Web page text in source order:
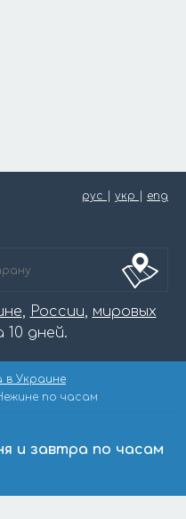
рус укр eng
, России, мировых
10 дней.
в Украине
по часам
и завтра по часам